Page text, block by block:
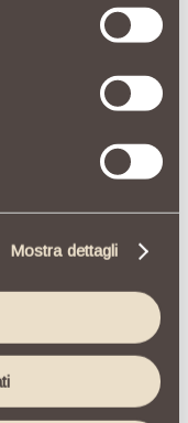
posizione
di qualche
i tuoi dati
sui cookie.
contenuti ed
media e per
Mostra dettagli